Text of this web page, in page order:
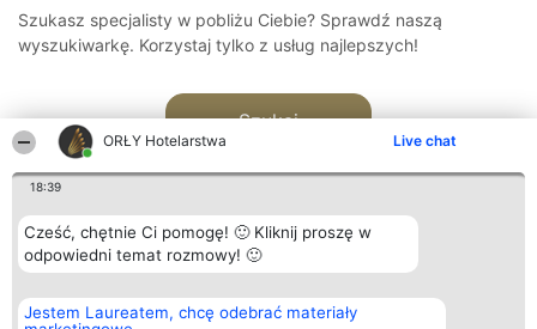
ORŁY Hotelarstwa Live chat
18:39
Cześć, chętnie Ci pomogę! 🙂 Kliknij proszę w
odpowiedni temat rozmowy! 🙂
Jestem Laureatem, chcę odebrać materiały
Szukasz specjalisty w pobliżu Ciebie? Sprawdź naszą
wyszukiwarkę. Korzystaj tylko z usług najlepszych!
Szukaj
Organizator plebiscytu
Bright Side Solutions sp. z o.
Plebiscyt
Laureaci
Kontakt
Kontakt